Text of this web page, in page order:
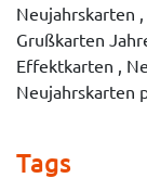
Neujahrskarten
Grußkarten
Effektkarten ,
Neujahrskarten
Tags